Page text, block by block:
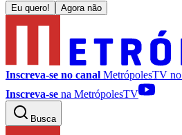
Eu quero! Agora não
Inscreva-se no canal MetrópolesTV no
Inscreva-se na MetrópolesTV
Busca